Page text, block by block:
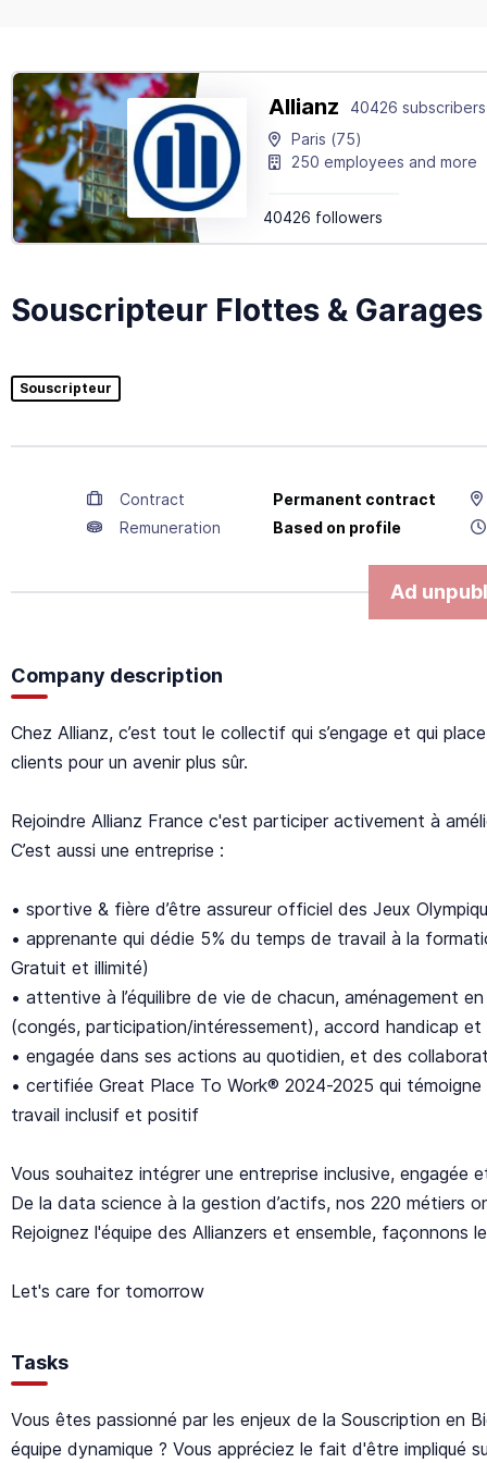
Allianz
40426 subscribers
Paris (75)
250 employees and more
40426 followers
Souscripteur Flottes & Garages
Souscripteur
Contract
Permanent contract
Remuneration
Based on profile
Ad
Company description
Chez Allianz, c’est tout le collectif qui s’engage et qui
clients pour un avenir plus sûr.
Rejoindre Allianz France c'est participer activement à
C’est aussi une entreprise :
• sportive & fière d’être assureur officiel des Jeux
• apprenante qui dédie 5% du temps de travail à la
Gratuit et illimité)
• attentive à l’équilibre de vie de chacun, aménagement
(congés, participation/intéressement), accord handicap et
• engagée dans ses actions au quotidien, et des
• certifiée Great Place To Work® 2024-2025 qui
travail inclusif et positif
Vous souhaitez intégrer une entreprise inclusive,
De la data science à la gestion d’actifs, nos 220 métiers
Rejoignez l'équipe des Allianzers et ensemble, façonnons
Let's care for tomorrow
Tasks
Vous êtes passionné par les enjeux de la Souscription en
équipe dynamique ? Vous appréciez le fait d'être impliqué